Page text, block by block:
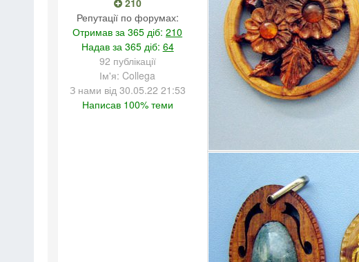
210
Репутації по форумах:
Отримав за 365 діб:210
Надав за 365 діб: 64
92 публікації
Ім'я: Collega
З нами від 30.05.22 21:53
Написав 100% теми